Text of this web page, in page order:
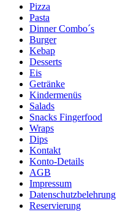
Pizza
Pasta
Dinner Combo´s
Burger
Kebap
Desserts
Eis
Getränke
Kindermenüs
Salads
Snacks Fingerfood
Wraps
Dips
Kontakt
Konto-Details
AGB
Impressum
Datenschutzbelehrung
Reservierung